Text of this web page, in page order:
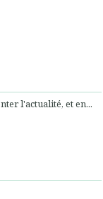
l'actualité, et en...